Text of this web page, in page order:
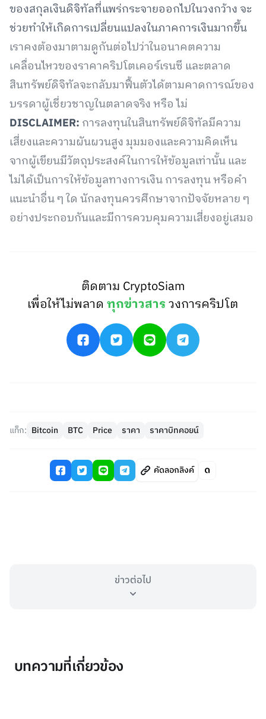
ของสกุลเงินดิจิทัลที่แพร่กระจายออกไปในวงกว้าง จะ
ช่วยทำให้เกิดการเปลี่ยนแปลงในภาคการเงินมากขึ้น
เราคงต้องมาตามดูกันต่อไปว่าในอนาคตความ
เคลื่อนไหวของราคาคริปโตเคอร์เรนซี และตลาด
สินทรัพย์ดิจิทัลจะกลับมาฟื้นตัวได้ตามคาดการณ์ของ
บรรดาผู้เชี่ยวชาญในตลาดจริง หรือ ไม่
DISCLAIMER: การลงทุนในสินทรัพย์ดิจิทัลมีความ
เสี่ยงและความผันผวนสูง มุมมองและความคิดเห็น
จากผู้เขียนมีวัตถุประสงค์ในการให้ข้อมูลเท่านั้น และ
ไม่ได้เป็นการให้ข้อมูลทางการเงิน การลงทุน หรือคำ
แนะนำอื่น ๆ ใด นักลงทุนควรศึกษาจากปัจจัยหลาย ๆ
อย่างประกอบกันและมีการควบคุมความเสี่ยงอยู่เสมอ
ติดตาม CryptoSiam
เพื่อให้ไม่พลาดทุกข่าวสารวงการคริปโต
แท็ก: Bitcoin BTC Price ราคา ราคาบิทคอยน์
คัดลอกลิงค์
ข่าวต่อไป
บทความที่เกี่ยวข้อง